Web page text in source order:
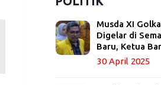
Musda XI
Digelar di
Baru, Ketua
30 April 2025